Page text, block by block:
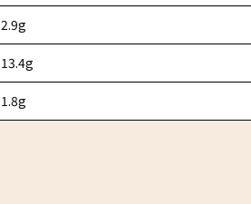
2.9g
13.4g
1.8g